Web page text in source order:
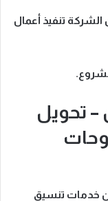
الشركة تنفيذ أعمال
– تحويل
خدمات تنسيق